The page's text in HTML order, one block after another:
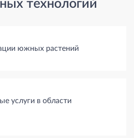
технологий
южных растений
услуги в области